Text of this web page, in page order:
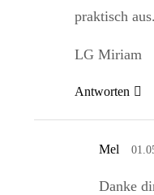
praktisch
LG Miriam
Antworten
Mel
Danke